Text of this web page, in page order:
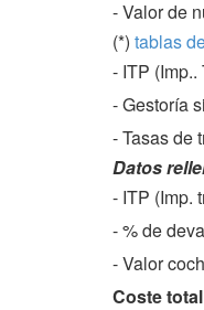
- Valor de
(*) tablas
- ITP
- Gestoría
-Tasas de
Datos
- ITP (Imp.
- % de
- Valor
Coste